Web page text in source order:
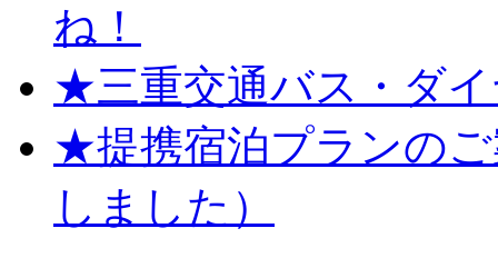
ね！
★三重交通バス・ダイ
★提携宿泊プランの
しました）